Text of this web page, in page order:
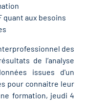
quant aux besoins
des
de l’analyse
issues d'un
pour connaitre leur
formation, jeudi 4